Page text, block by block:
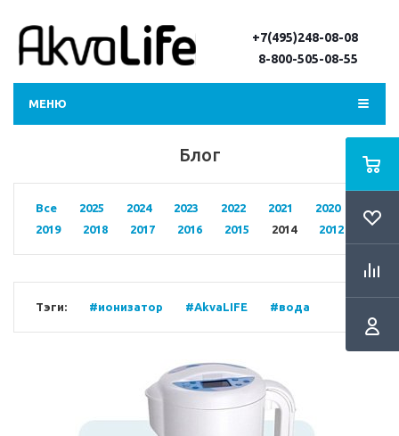
+7(495)248-08-08
8-800-505-08-55
МЕНЮ
Блог
Все 2025 2024 2023 2022 2021
2020
2019
2018 2017 2016 2015 2014 2012
Тэги: #ионизатор #AkvaLIFE #вода